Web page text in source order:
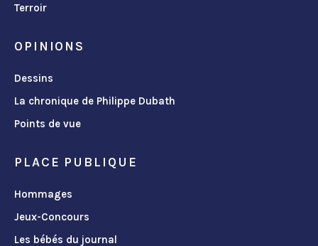
Terroir
OPINIONS
Dessins
La chronique de Philippe Dubath
Points de vue
PLACE PUBLIQUE
Hommages
Jeux-Concours
Les bébés du journal